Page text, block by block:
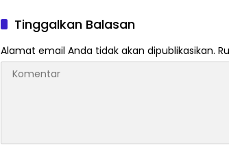
Tinggalkan Balasan
Alamat email Anda tidak akan dipublikasikan.